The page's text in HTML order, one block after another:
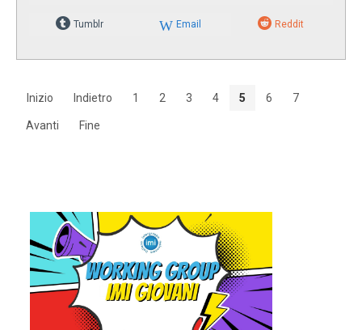
Tumblr Email Reddit
Inizio Indietro 1 2 3 4 5 6 7
Avanti Fine